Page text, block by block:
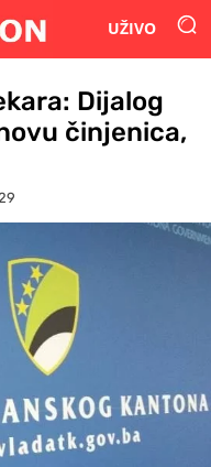
UŽIVO
Dijalog
činjenica,